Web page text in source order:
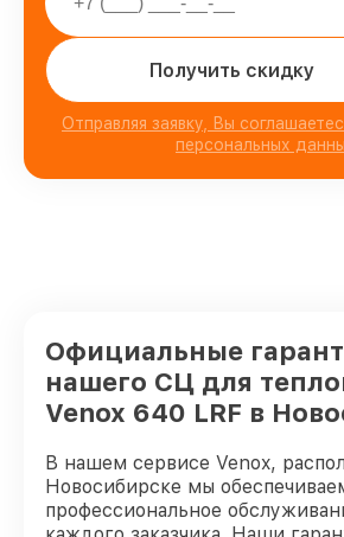
Получить скидку
Отправляя заявку, Вы
персональных
Официальные
нашего СЦ для
Venox 640 LRF в
В нашем сервисе Venox,
Новосибирске мы
профессиональное